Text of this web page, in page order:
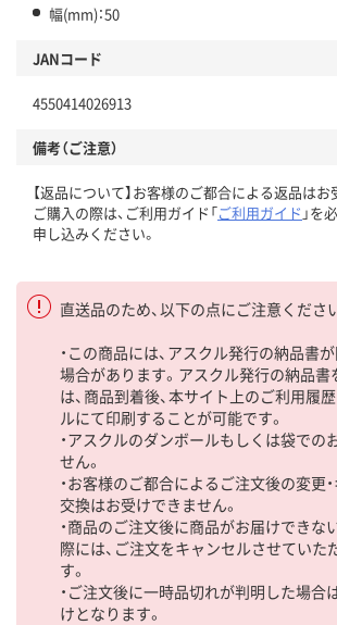
幅(mm)：50
JANコード
4550414026913
備考（ご注意）
【返品について】お客様のご都合による返品はお
ご購入の際は、ご利用ガイド「ご利用ガイド 」を
申し込みください。
直送品のため、以下の点にご注意くださ
・この商品には、アスクル発行の納品書
場合があります。アスクル発行の納品
は、商品到着後、本サイト上のご利用履
ルにて印刷することが可能です。
・アスクルのダンボールもしくは袋での
せん。
・お客様のご都合によるご注文後の変更・
交換はお受けできません。
・商品のご注文後に商品がお届けできな
際には、ご注文をキャンセルさせていた
す。
・ご注文後に一時品切れが判明した場合
けとなります。